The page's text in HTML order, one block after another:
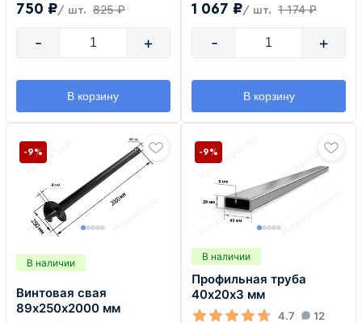
750 ₽/ шт. 825 ₽
- +
В корзину
1 067 ₽/ шт. 1 174 ₽
- +
В корзину
В наличии
Винтовая свая
89х250х2000 мм
-9%
В наличии
Профильная труба
40х20х3 мм
4.7 12
-9%